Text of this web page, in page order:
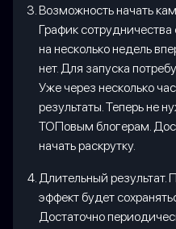
Возможность начать
График
на несколько недель
нет. Для запуска
Уже через несколько
результаты. Теперь не
ТОПовым блогерам.
начать раскрутку.
Длительный результат.
эффект будет
Достаточно